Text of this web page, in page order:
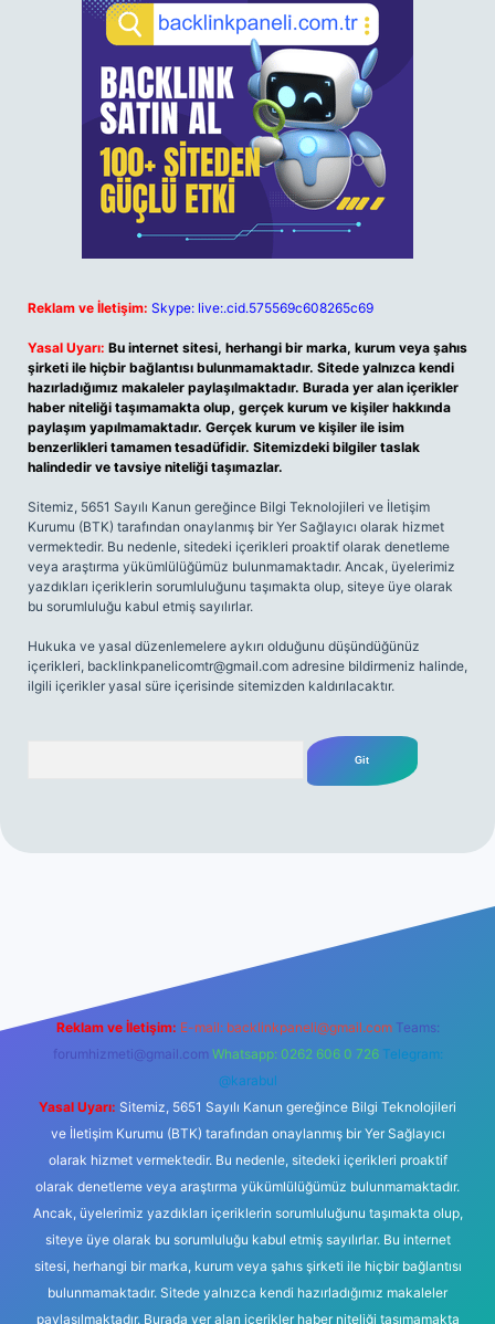
Reklam ve İletişim: Skype: live:.cid.575569c608265c69
Yasal Uyarı: Bu internet sitesi, herhangi bir marka, kurum veya şahıs
şirketi ile hiçbir bağlantısı bulunmamaktadır. Sitede yalnızca kendi
hazırladığımız makaleler paylaşılmaktadır. Burada yer alan içerikler
haber niteliği taşımamakta olup, gerçek kurum ve kişiler hakkında
paylaşım yapılmamaktadır. Gerçek kurum ve kişiler ile isim
benzerlikleri tamamen tesadüfidir. Sitemizdeki bilgiler taslak
halindedir ve tavsiye niteliği taşımazlar.
Sitemiz, 5651 Sayılı Kanun gereğince Bilgi Teknolojileri ve İletişim
Kurumu (BTK) tarafından onaylanmış bir Yer Sağlayıcı olarak hizmet
vermektedir. Bu nedenle, sitedeki içerikleri proaktif olarak denetleme
veya araştırma yükümlülüğümüz bulunmamaktadır. Ancak, üyelerimiz
yazdıkları içeriklerin sorumluluğunu taşımakta olup, siteye üye olarak
bu sorumluluğu kabul etmiş sayılırlar.
Hukuka ve yasal düzenlemelere aykırı olduğunu düşündüğünüz
içerikleri, backlinkpanelicomtr@gmail.com adresine bildirmeniz halinde,
ilgili içerikler yasal süre içerisinde sitemizden kaldırılacaktır.
Reklam ve İletişim: E-mail: backlinkpaneli@gmail.com Teams:
forumhizmeti@gmail.com Whatsapp: 0262 606 0 726 Telegram:
@karabul
Yasal Uyarı: Sitemiz, 5651 Sayılı Kanun gereğince Bilgi Teknolojileri
ve İletişim Kurumu (BTK) tarafından onaylanmış bir Yer Sağlayıcı
olarak hizmet vermektedir. Bu nedenle, sitedeki içerikleri proaktif
olarak denetleme veya araştırma yükümlülüğümüz bulunmamaktadır.
Ancak, üyelerimiz yazdıkları içeriklerin sorumluluğunu taşımakta olup,
siteye üye olarak bu sorumluluğu kabul etmiş sayılırlar. Bu internet
sitesi, herhangi bir marka, kurum veya şahıs şirketi ile hiçbir bağlantısı
bulunmamaktadır. Sitede yalnızca kendi hazırladığımız makaleler
paylaşılmaktadır. Burada yer alan içerikler haber niteliği taşımamakta